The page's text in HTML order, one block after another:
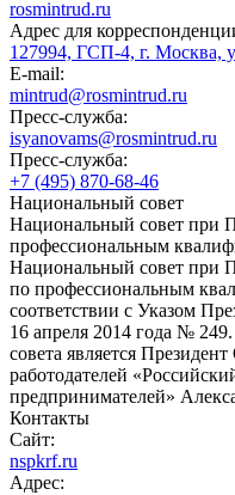
rosmintrud.ru
Адрес для
127994, ГСП-4, г. Москва,
E-mail:
mintrud@rosmintrud.ru
Пресс-служба:
isyanovams@rosmintrud.ru
Пресс-служба:
+7 (495) 870-68-46
Национальный совет
Национальный совет при
профессиональным
Национальный совет при
по профессиональным
соответствии с Указом
16 апреля 2014 года №
совета является
работодателей
предпринимателей»
Контакты
Сайт:
nspkrf.ru
Адрес: